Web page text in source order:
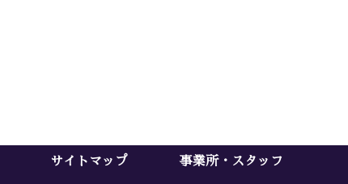
サイトマップ 事業所・スタッフ